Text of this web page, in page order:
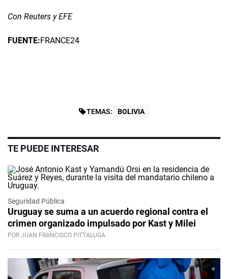
Con Reuters y EFE
FUENTE:FRANCE24
TEMAS: BOLIVIA
TE PUEDE INTERESAR
Seguridad Pública
Uruguay se suma a un acuerdo regional contra el
crimen organizado impulsado por Kast y Milei
POR JUAN FRANCISCO PITTALUGA